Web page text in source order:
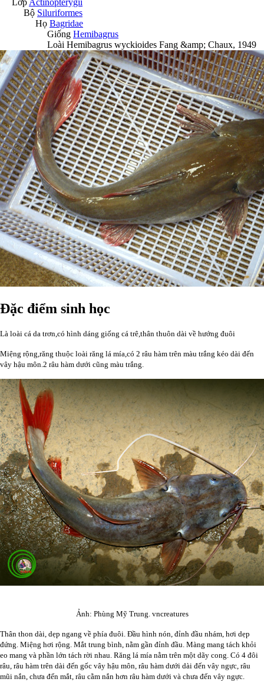
Bộ Siluriformes
Họ Bagridae
Giống Hemibagrus
Loài Hemibagrus wyckioides Fang &amp; Chaux, 1949
Đặc điểm sinh học
Là loài cá da trơn,có hình dáng giống cá trê,thân thuôn dài về hướng đuôi
Miệng rộng,răng thuộc loài răng lá mía,có 2 râu hàm trên màu trắng kéo dài đến
vây hậu môn.2 râu hàm dưới cũng màu trắng.
Ảnh: Phùng Mỹ Trung. vncreatures
Thân thon dài, dẹp ngang về phía đuôi. Đầu hình nón, đỉnh đầu nhám, hơi dẹp
đứng. Miệng hơi rộng. Mắt trung bình, nằm gần đỉnh đầu. Màng mang tách khỏi
eo mang và phần lớn tách rời nhau. Răng lá mía nằm trên một dãy cong. Có 4 đôi
râu, râu hàm trên dài đến gốc vây hậu môn, râu hàm dưới dài đến vây ngực, râu
mũi nắn, chưa đến mắt, râu cằm nắn hơn râu hàm dưới và chưa đến vây ngực.